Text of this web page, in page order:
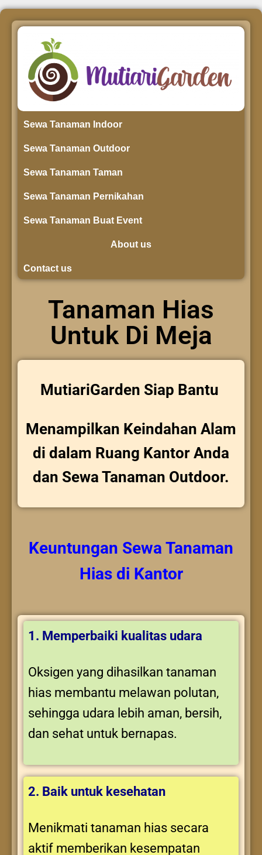
Sewa Tanaman Indoor
Sewa Tanaman Outdoor
Sewa Tanaman Taman
Sewa Tanaman Pernikahan
Sewa Tanaman Buat Event
About us
Contact us
Tanaman Hias
Untuk Di Meja
MutiariGarden Siap Bantu
Menampilkan Keindahan Alam
di dalam Ruang Kantor Anda
dan Sewa Tanaman Outdoor.
Keuntungan Sewa Tanaman
Hiasdi Kantor
1. Memperbaiki kualitas udara
Oksigen yang dihasilkan tanaman
hias membantu melawan polutan,
sehingga udara lebih aman, bersih,
dan sehat untuk bernapas.
2. Baik untuk kesehatan
Menikmati tanaman hias secara
aktif memberikan kesempatan